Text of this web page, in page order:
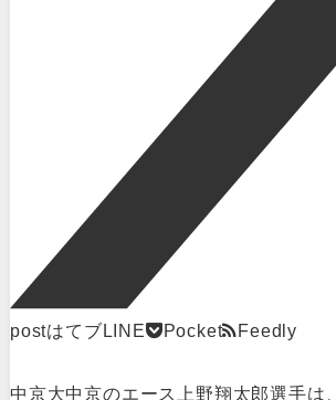
postはてブ LINE Pocket Feedly
中京大中京のエース上野翔太郎選手は、